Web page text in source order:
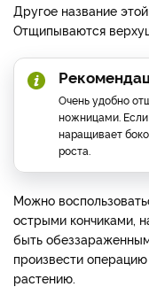
Другое название
Отщипываются
Очень удобно
ножницами. Если
наращивает
роста.
Можно
острыми кончиками,
быть
произвести
растению.